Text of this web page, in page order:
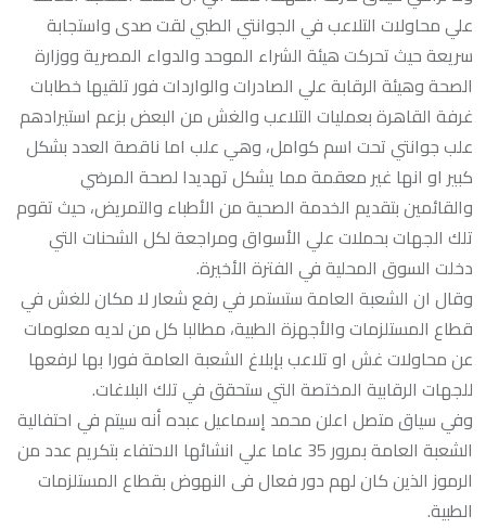
علي محاولات التلاعب في الجوانتي الطبي لقت صدى واستجابة
سريعة حيث تحركت هيئة الشراء الموحد والدواء المصرية ووزارة
الصحة وهيئة الرقابة علي الصادرات والواردات فور تلقيها خطابات
غرفة القاهرة بعمليات التلاعب والغش من البعض بزعم استيرادهم
علب جوانتي تحت اسم كوامل، وهي علب اما ناقصة العدد بشكل
كبير او انها غير معقمة مما يشكل تهديدا لصحة المرضي
والقائمين بتقديم الخدمة الصحية من الأطباء والتمريض، حيث تقوم
تلك الجهات بحملات علي الأسواق ومراجعة لكل الشحنات التي
دخلت السوق المحلية في الفترة الأخيرة.
وقال ان الشعبة العامة ستستمر في رفع شعار لا مكان للغش في
قطاع المستلزمات والأجهزة الطبية، مطالبا كل من لديه معلومات
عن محاولات غش او تلاعب بإبلاغ الشعبة العامة فورا بها لرفعها
للجهات الرقابية المختصة التي ستحقق في تلك البلاغات.
وفي سياق متصل اعلن محمد إسماعيل عبده أنه سيتم في احتفالية
الشعبة العامة بمرور 35 عاما علي انشائها الاحتفاء بتكريم عدد من
الرموز الذين كان لهم دور فعال فى النهوض بقطاع المستلزمات
الطبية.